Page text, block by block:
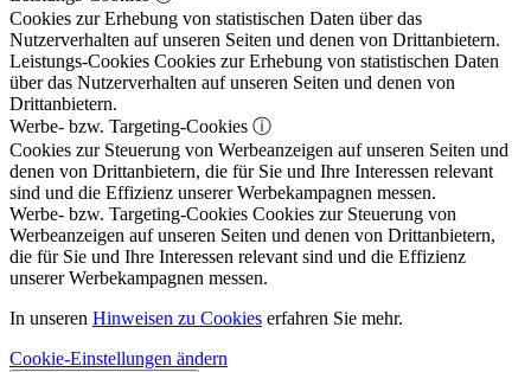
Cookies zur Erhebung von statistischen Daten über das
Nutzerverhalten auf unseren Seiten und denen von Drittanbietern.
Leistungs-Cookies Cookies zur Erhebung von statistischen Daten
über das Nutzerverhalten auf unseren Seiten und denen von
Drittanbietern.
Werbe- bzw. Targeting-Cookies ⓘ
Cookies zur Steuerung von Werbeanzeigen auf unseren Seiten und
denen von Drittanbietern, die für Sie und Ihre Interessen relevant
sind und die Effizienz unserer Werbekampagnen messen.
Werbe- bzw. Targeting-Cookies Cookies zur Steuerung von
Werbeanzeigen auf unseren Seiten und denen von Drittanbietern,
die für Sie und Ihre Interessen relevant sind und die Effizienz
unserer Werbekampagnen messen.
In unseren Hinweisen zu Cookies erfahren Sie mehr.
Cookie-Einstellungen ändern